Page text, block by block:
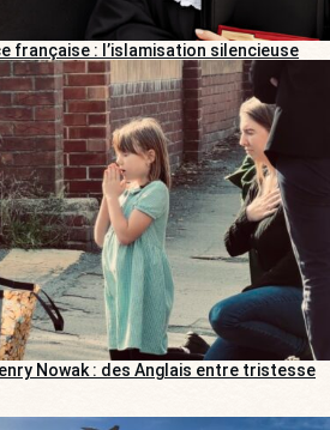
française : l’islamisation silencieuse
Nowak : des Anglais entre tristesse